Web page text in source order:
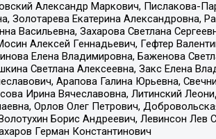
Александр Маркович, Пислакова-
Золотарева Екатерина
Васильевна, Захарова Светлана
Алексей Геннадьевич, Гефтер
Елена Владимировна, Баженова
Светлана Алексеевна, Закс Елена
Арапова Галина Юрьевна,
Ирина Вячеславовна, Литинский
Орлов Олег Петрович,
Борис Андреевич, Левинсон
Герман Константинович